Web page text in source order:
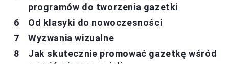
programów do tworzenia gazetki
Od klasyki do nowoczesności
Wyzwania wizualne
Jak skutecznie promować gazetkę wśród